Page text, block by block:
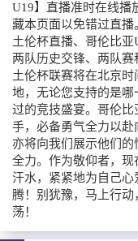
U19】直播准时在线播
藏本页面以免错过直
土伦杯直播、哥伦比
两队历史交锋、两队
土伦杯联赛将在北京
地，无论您支持的是
过的竞技盛宴。哥伦
手，必备勇气全力以
亦将向我们展示他们
全力。作为敬仰者，
汗水，紧紧地为自己
腾！别犹豫，马上行
荡！